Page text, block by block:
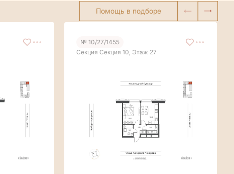
Помощь в подборе
№ 10/27/1455
Секция Секция 10, Этаж 27